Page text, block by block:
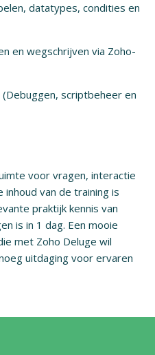
datatypes, condities en
en wegschrijven via Zoho-
(Debuggen, scriptbeheer en
voor vragen, interactie
van de training is
praktijk kennis van
is in 1 dag. Een mooie
met Zoho Deluge wil
uitdaging voor ervaren